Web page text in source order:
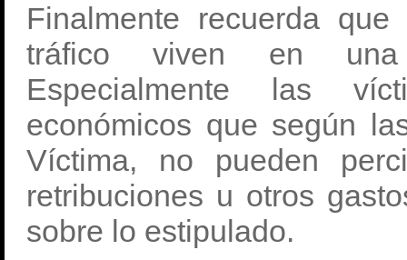
Finalmente recuerda
tráfico viven en una
Especialmente las
económicos que según
Víctima, no pueden
retribuciones u otros
sobre lo estipulado.